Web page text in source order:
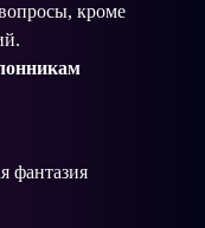
кроме
фантазия